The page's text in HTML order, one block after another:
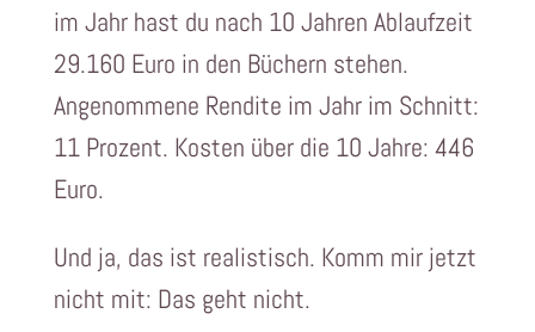
im Jahr hast du nach 10 Jahren Ablaufzeit
29.160 Euro in den Büchern stehen.
Angenommene Rendite im Jahr im Schnitt:
11 Prozent. Kosten über die 10 Jahre: 446
Euro.
Und ja, das ist realistisch. Komm mir jetzt
nicht mit: Das geht nicht.